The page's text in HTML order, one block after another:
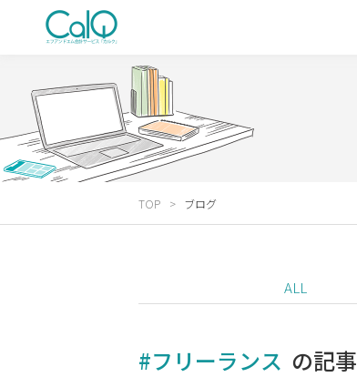
TOP ブログ
ALL
#フリーランス の記